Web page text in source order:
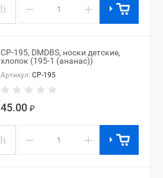
− +
CP-195, DMDBS, носки детские,
хлопок (195-1 (ананас))
Артикул: CP-195
45.00 ₽
− +